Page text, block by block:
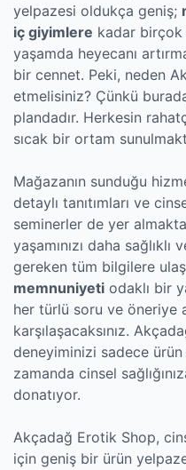
yelpazesi oldukça geniş;
iç giyimlere kadar birçok
yaşamda heyecanı
bir cennet. Peki, neden
etmelisiniz? Çünkü
plandadır. Herkesin
sıcak bir ortam
Mağazanın sunduğu
detaylı tanıtımları ve
seminerler de yer
yaşamınızı daha
gereken tüm bilgilere
memnuniyeti odaklı bir
her türlü soru ve öneriye
karşılaşacaksınız.
deneyiminizi sadece ürün
zamanda cinsel
donatıyor.
Akçadağ Erotik Shop,
için geniş bir ürün